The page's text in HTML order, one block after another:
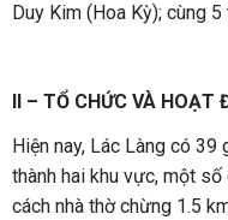
Duy Kim (Hoa Kỳ); cùng
II – TỔ CHỨC VÀ HOẠT
Hiện nay, Lác Làng có 39
thành hai khu vực, một
cách nhà thờ chừng 1.5